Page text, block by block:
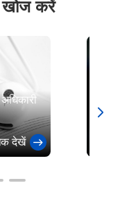
खोज करें
देखें
हुए -
